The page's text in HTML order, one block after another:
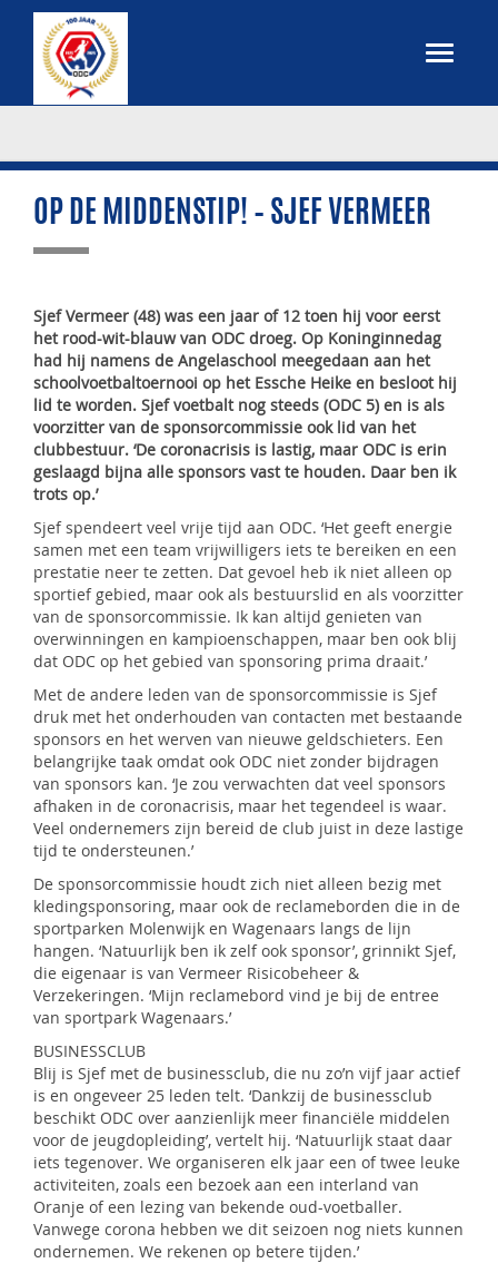
OP DE MIDDENSTIP! – SJEF VERMEER
Sjef Vermeer (48) was een jaar of 12 toen hij voor eerst
het rood-wit-blauw van ODC droeg. Op Koninginnedag
had hij namens de Angelaschool meegedaan aan het
schoolvoetbaltoernooi op het Essche Heike en besloot hij
lid te worden. Sjef voetbalt nog steeds (ODC 5) en is als
voorzitter van de sponsorcommissie ook lid van het
clubbestuur. ‘De coronacrisis is lastig, maar ODC is erin
geslaagd bijna alle sponsors vast te houden. Daar ben ik
trots op.’
Sjef spendeert veel vrije tijd aan ODC. ‘Het geeft energie
samen met een team vrijwilligers iets te bereiken en een
prestatie neer te zetten. Dat gevoel heb ik niet alleen op
sportief gebied, maar ook als bestuurslid en als voorzitter
van de sponsorcommissie. Ik kan altijd genieten van
overwinningen en kampioenschappen, maar ben ook blij
dat ODC op het gebied van sponsoring prima draait.’
Met de andere leden van de sponsorcommissie is Sjef
druk met het onderhouden van contacten met bestaande
sponsors en het werven van nieuwe geldschieters. Een
belangrijke taak omdat ook ODC niet zonder bijdragen
van sponsors kan. ‘Je zou verwachten dat veel sponsors
afhaken in de coronacrisis, maar het tegendeel is waar.
Veel ondernemers zijn bereid de club juist in deze lastige
tijd te ondersteunen.’
De sponsorcommissie houdt zich niet alleen bezig met
kledingsponsoring, maar ook de reclameborden die in de
sportparken Molenwijk en Wagenaars langs de lijn
hangen. ‘Natuurlijk ben ik zelf ook sponsor’, grinnikt Sjef,
die eigenaar is van Vermeer Risicobeheer &
Verzekeringen. ‘Mijn reclamebord vind je bij de entree
van sportpark Wagenaars.’
BUSINESSCLUB
Blij is Sjef met de businessclub, die nu zo’n vijf jaar actief
is en ongeveer 25 leden telt. ‘Dankzij de businessclub
beschikt ODC over aanzienlijk meer financiële middelen
voor de jeugdopleiding’, vertelt hij. ‘Natuurlijk staat daar
iets tegenover. We organiseren elk jaar een of twee leuke
activiteiten, zoals een bezoek aan een interland van
Oranje of een lezing van bekende oud-voetballer.
Vanwege corona hebben we dit seizoen nog niets kunnen
ondernemen. We rekenen op betere tijden.’